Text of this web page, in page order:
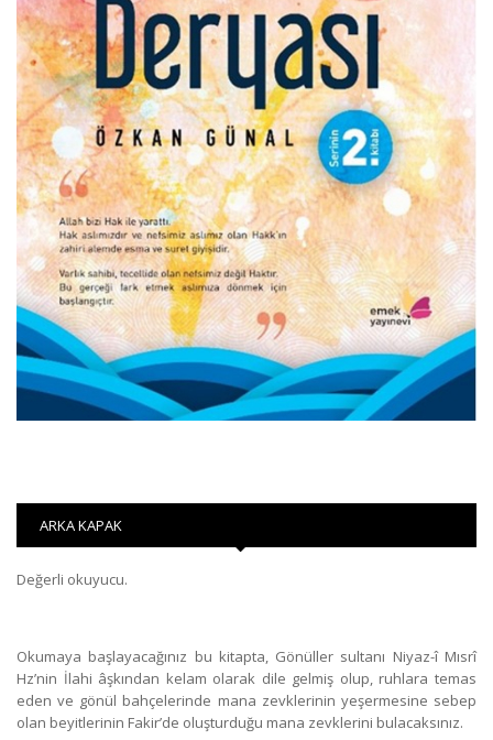
ARKA KAPAK
Değerli okuyucu.
Okumaya başlayacağınız bu kitapta, Gönüller sultanı Niyaz-î Mısrî
Hz’nin İlahi âşkından kelam olarak dile gelmiş olup, ruhlara temas
eden ve gönül bahçelerinde mana zevklerinin yeşermesine sebep
olan beyitlerinin Fakir’de oluşturduğu mana zevklerini bulacaksınız.